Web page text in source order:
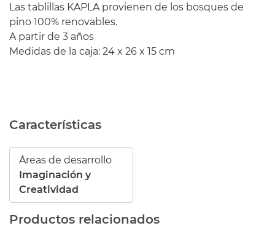
Las tablillas KAPLA provienen de los bosques de
pino 100% renovables.
A partir de 3 años
Medidas de la caja: 24 x 26 x 15 cm
Características
Áreas de desarrollo
Imaginación y
Creatividad
Productos relacionados